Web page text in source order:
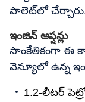
పాలెట్‌లో
ఇంజిన్ ఆప్షన్లు
సాంకేతికంగా ఈ
వెన్యూలో ఉన్న
1.2-లీటర్